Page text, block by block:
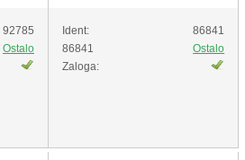
92785
Ostalo
Ident:
86841
86841
Ostalo
Zaloga: